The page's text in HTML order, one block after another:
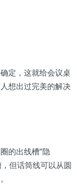
定，这就给会议桌
想出过完美的解决
的出线槽“隐
但话筒线可以从圆